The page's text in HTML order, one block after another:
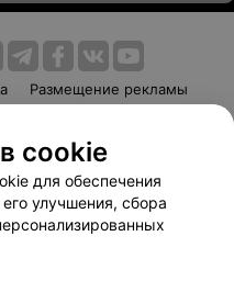
Размещение рекламы
Способы оплаты
103.by
cookie
для обеспечения
улучшения, сбора